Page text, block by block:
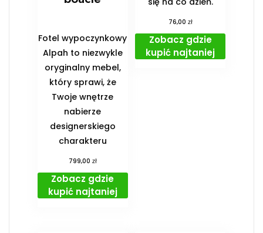
Fotel wypoczynkowy
Alpah to niezwykle
oryginalny mebel,
który sprawi, że
Twoje wnętrze
nabierze
designerskiego
charakteru
799,00 zł
Zobacz gdzie
kupić najtaniej
76,00 zł
Zobacz gdzie
kupić najtaniej